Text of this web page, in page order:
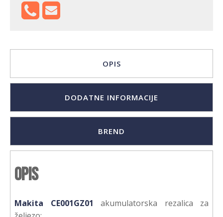
OPIS
DODATNE INFORMACIJE
BREND
Opis
Makita CE001GZ01 akumulatorska rezalica za